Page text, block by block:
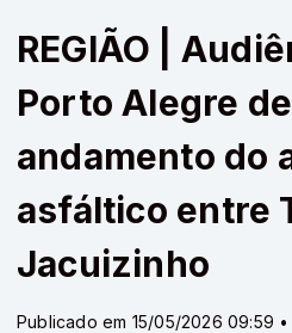
REGIÃO |
Porto Alegre
andamento do
asfáltico entre
Jacuizinho
Publicado em 15/05/2026 09:59